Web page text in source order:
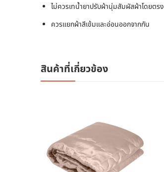
ไม่ควรเทน้ำยาปรับผ้านุ่มสัมผัสผ้าโดยตรง
ควรแยกผ้าสีเข้มและอ่อนออกจากกัน
สินค้าที่เกี่ยวข้อง